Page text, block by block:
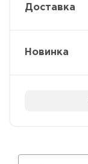
Доставка
Новинка